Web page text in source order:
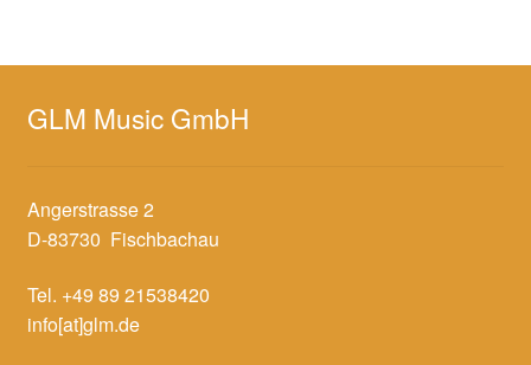
GLM Music GmbH
Angerstrasse 2
D-83730 Fischbachau
Tel. +49 89 21538420
info[at]glm.de